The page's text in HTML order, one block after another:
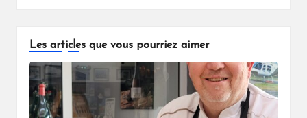
Les articles que vous pourriez aimer